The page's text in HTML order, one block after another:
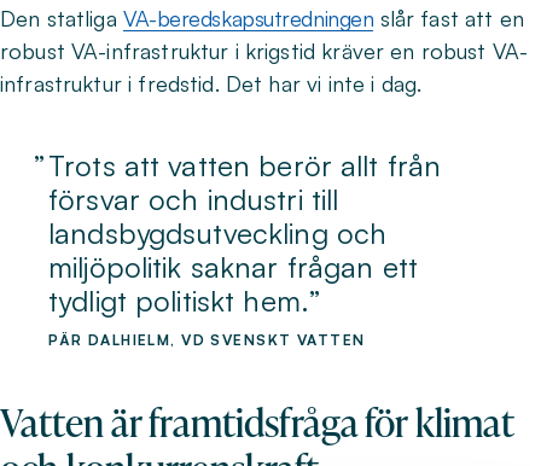
Den statliga VA-beredskapsutredningen slår fast att en
robust VA-infrastruktur i krigstid kräver en robust VA-
infrastruktur i fredstid. Det har vi inte i dag.
Trots att vatten berör allt från
försvar och industri till
landsbygdsutveckling och
miljöpolitik saknar frågan ett
tydligt politiskt hem.
PÄR DALHIELM, VD SVENSKT VATTEN
Vatten är framtidsfråga för klimat